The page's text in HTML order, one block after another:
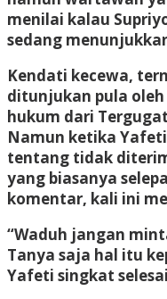
menilai kalau
sedang
Kendati kecewa,
ditunjukan pula
hukum dari
Namun ketika
tentang tidak
yang biasanya
komentar, kali ini
“Waduh jangan
Tanya saja hal itu
Yafeti singkat